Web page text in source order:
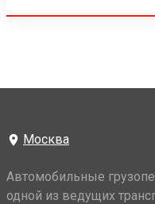
Москва
Автомобильные
одной из ведущих